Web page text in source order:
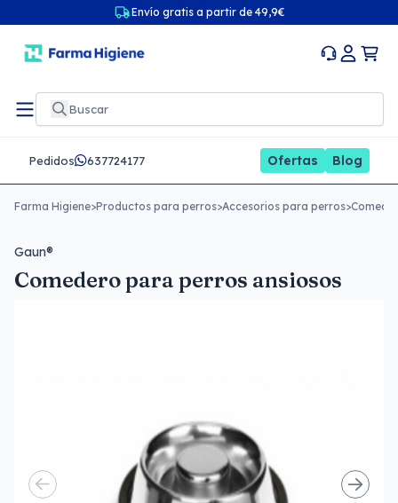
Envío gratis a partir de 49,9€
Pedidos 637724177 Ofertas Blog
Farma Higiene>Productos para perros>Accesorios para perros>
Gaun®
Comedero para perros ansiosos